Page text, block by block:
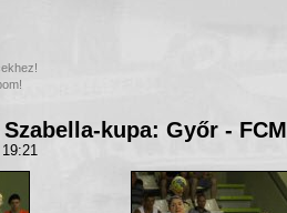
kupa: Győr - FCM